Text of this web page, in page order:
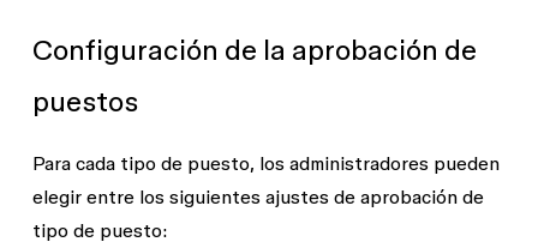
Configuración de la aprobación de
puestos
Para cada tipo de puesto, los administradores pueden
elegir entre los siguientes ajustes de aprobación de
tipo de puesto: